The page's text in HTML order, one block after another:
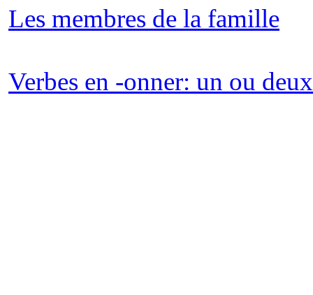
Les membres de la famille
Verbes en -onner: un ou